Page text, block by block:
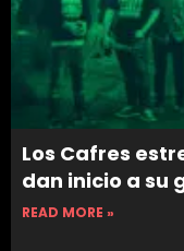
Los Cafres
dan inicio a su
READ MORE »